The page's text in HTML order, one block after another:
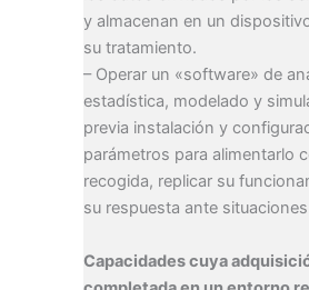
y almacenan en un
su tratamiento.
– Operar un «software» de
estadística, modelado y
previa instalación y
parámetros para alimentarlo
recogida, replicar su
su respuesta ante
Capacidades cuya